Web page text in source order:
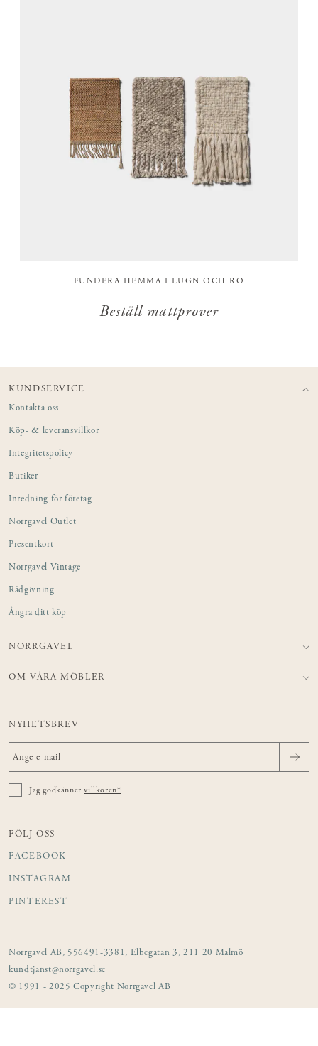
FUNDERA HEMMA I LUGN OCH RO
Beställ mattprover
KUNDSERVICE
Kontakta oss
Köp- & leveransvillkor
Integritetspolicy
Butiker
Inredning för företag
Norrgavel Outlet
Presentkort
Norrgavel Vintage
Rådgivning
Ångra ditt köp
NORRGAVEL
OM VÅRA MÖBLER
NYHETSBREV
Jag godkännervillkoren*
FÖLJ OSS
FACEBOOK
INSTAGRAM
PINTEREST
Norrgavel AB, 556491-3381, Elbegatan 3, 211 20 Malmö
kundtjanst@norrgavel.se
© 1991 - 2025 Copyright Norrgavel AB